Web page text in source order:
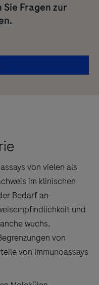
Fragen zur
von vielen als
im klinischen
Bedarf an
und
wuchs,
von
von Immunoassays